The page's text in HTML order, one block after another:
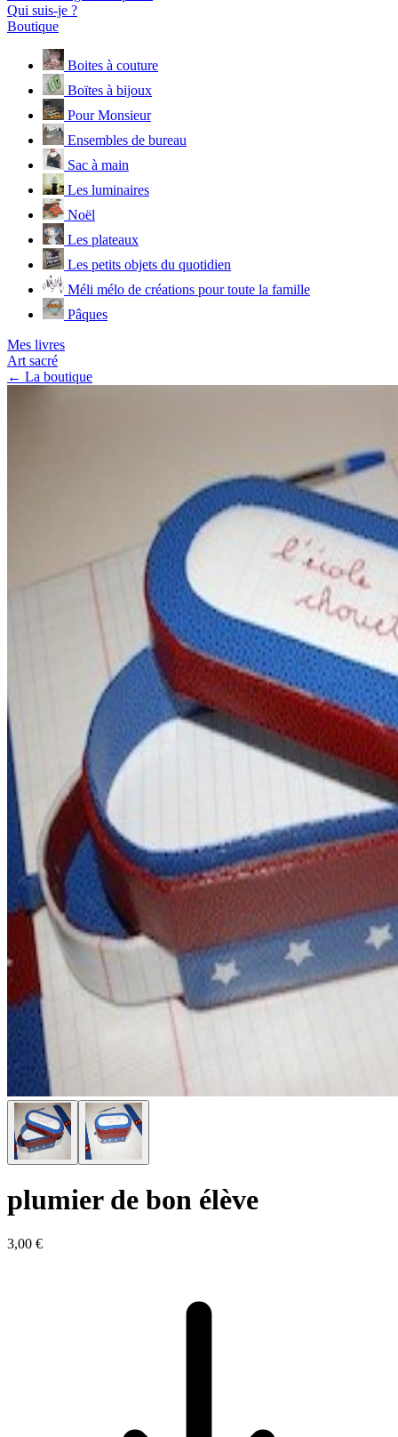
Qui suis-je ?
Boutique
Boites à couture
Boïtes à bijoux
Pour Monsieur
Ensembles de bureau
Sac à main
Les luminaires
Noël
Les plateaux
Les petits objets du quotidien
Méli mélo de créations pour toute la famille
Pâques
Mes livres
Art sacré
← La boutique
plumier de bon élève
3,00 €